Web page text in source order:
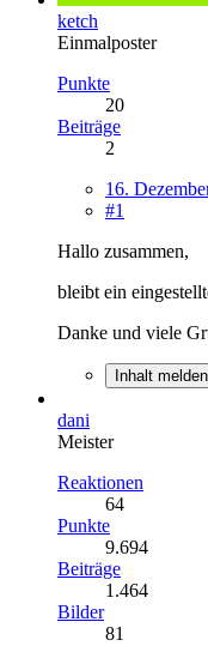
ketch
Einmalposter
Punkte
20
Beiträge
2
16.
#1
Hallo zusammen,
bleibt ein
Danke und viele
Inhalt melden
dani
Meister
Reaktionen
64
Punkte
9.694
Beiträge
1.464
Bilder
81